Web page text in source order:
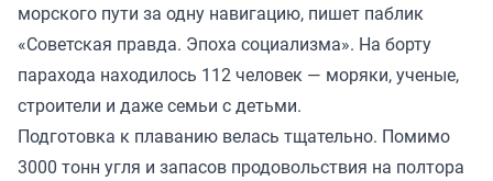
морского пути за одну навигацию, пишет паблик
«Советская правда. Эпоха социализма». На борту
парахода находилось 112 человек — моряки, ученые,
строители и даже семьи с детьми.
Подготовка к плаванию велась тщательно. Помимо
3000 тонн угля и запасов продовольствия на полтора